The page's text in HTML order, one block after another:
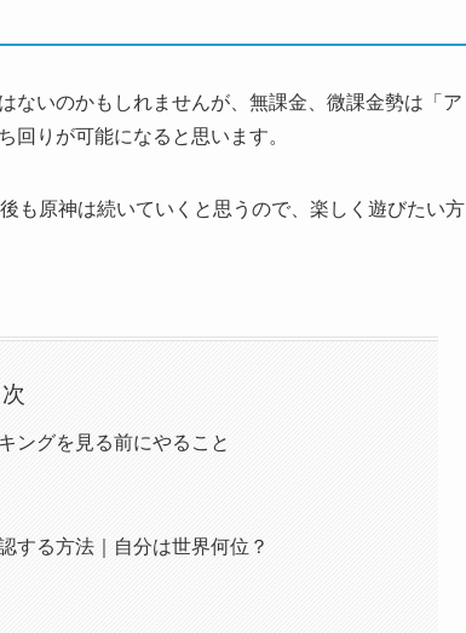
ないのかもしれませんが、無課金、微課金勢は「ア
りが可能になると思います。
も原神は続いていくと思うので、楽しく遊びたい方
ングを見る前にやること
する方法｜自分は世界何位？